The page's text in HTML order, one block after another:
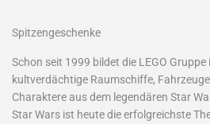
Spitzengeschenke
Schon seit 1999 bildet die LEGO
kultverdächtige Raumschiffe,
Charaktere aus dem legendären Star
Star Wars ist heute die erfolgreichste